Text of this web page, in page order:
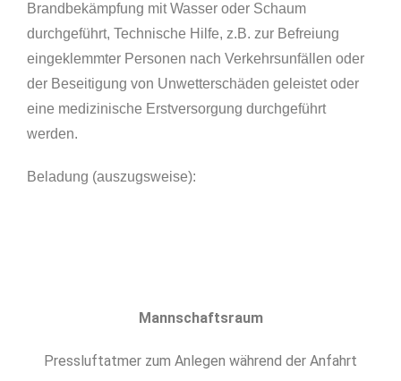
Brandbekämpfung mit Wasser oder Schaum
durchgeführt, Technische Hilfe, z.B. zur Befreiung
eingeklemmter Personen nach Verkehrsunfällen oder
der Beseitigung von Unwetterschäden geleistet oder
eine medizinische Erstversorgung durchgeführt
werden.
Beladung (auszugsweise):
Mannschaftsraum
Pressluftatmer zum Anlegen während der Anfahrt